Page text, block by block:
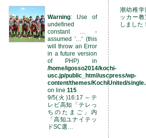
Warning: Use of
undefined
constant … -
assumed '…' (this
will throw an Error
in a future version
of PHP) in
/home/igosso2014/kochi-
usc.jp/public_html/uscpress/wp-
content/themes/KochiUnited/
on line 115
9/5(火)16:17～テ
レビ高知「テレっ
ちのたまご」内
「高知ユナイテッ
ドSC選…
潮幼稚
ッカー
しました！